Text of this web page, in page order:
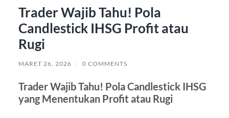
Trader Wajib Tahu! Pola
Candlestick IHSG Profit atau
Rugi
MARET 26, 2026 / 0 COMMENTS
Trader Wajib Tahu! Pola Candlestick IHSG
yang Menentukan Profit atau Rugi